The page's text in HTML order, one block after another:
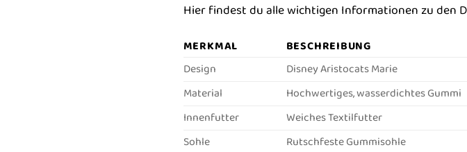
Hier findest du alle wichtigen Informationen zu den
MERKMAL
BESCHREIBUNG
Design
Disney Aristocats Marie
Material
Hochwertiges, wasserdichtes Gummi
Innenfutter
Weiches Textilfutter
Sohle
Rutschfeste Gummisohle